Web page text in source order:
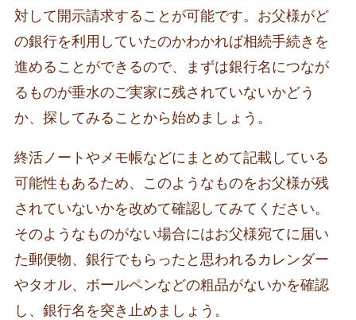
対して開示請求することが可能です。お父様がど
の銀行を利用していたのかわかれば相続手続きを
進めることができるので、まずは銀行名につなが
るものが垂水のご実家に残されていないかどう
か、探してみることから始めましょう。
終活ノートやメモ帳などにまとめて記載している
可能性もあるため、このようなものをお父様が残
されていないかを改めて確認してみてください。
そのようなものがない場合にはお父様宛てに届い
た郵便物、銀行でもらったと思われるカレンダー
やタオル、ボールペンなどの粗品がないかを確認
し、銀行名を突き止めましょう。